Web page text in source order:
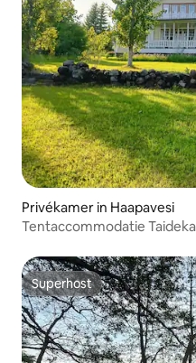
Privékamer in Haapavesi
Tentaccommodatie
Superhost
Superhost